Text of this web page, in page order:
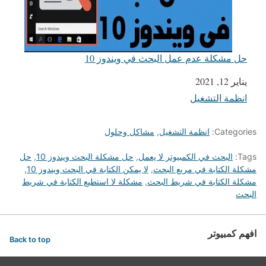
حل مشكلة عدم عمل البحث في ويندوز 10
التاريخ
يناير 12, 2021
في ما يتعلق بما يأتي
انظمة التشغيل
Categories: انظمة التشغيل, مشاكل وحلول
Tags: البحث في الكمبيوتر لا يعمل, حل مشكلة البحث ويندوز 10 , حل
مشكلة الكتابة في مربع البحث, لا يمكن الكتابة في البحث ويندوز 10
,
مشكلة الكتابة في شريط البحث, مشكلة لا استطيع الكتابة في شريط
البحث
افهم كمبيوتر Back to top